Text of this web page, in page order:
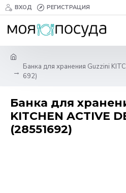
ВХОД РЕГИСТРАЦИЯ
Банка для хранения Guzzini
692)
Банка для
KITCHEN ACTIVE
(28551692)